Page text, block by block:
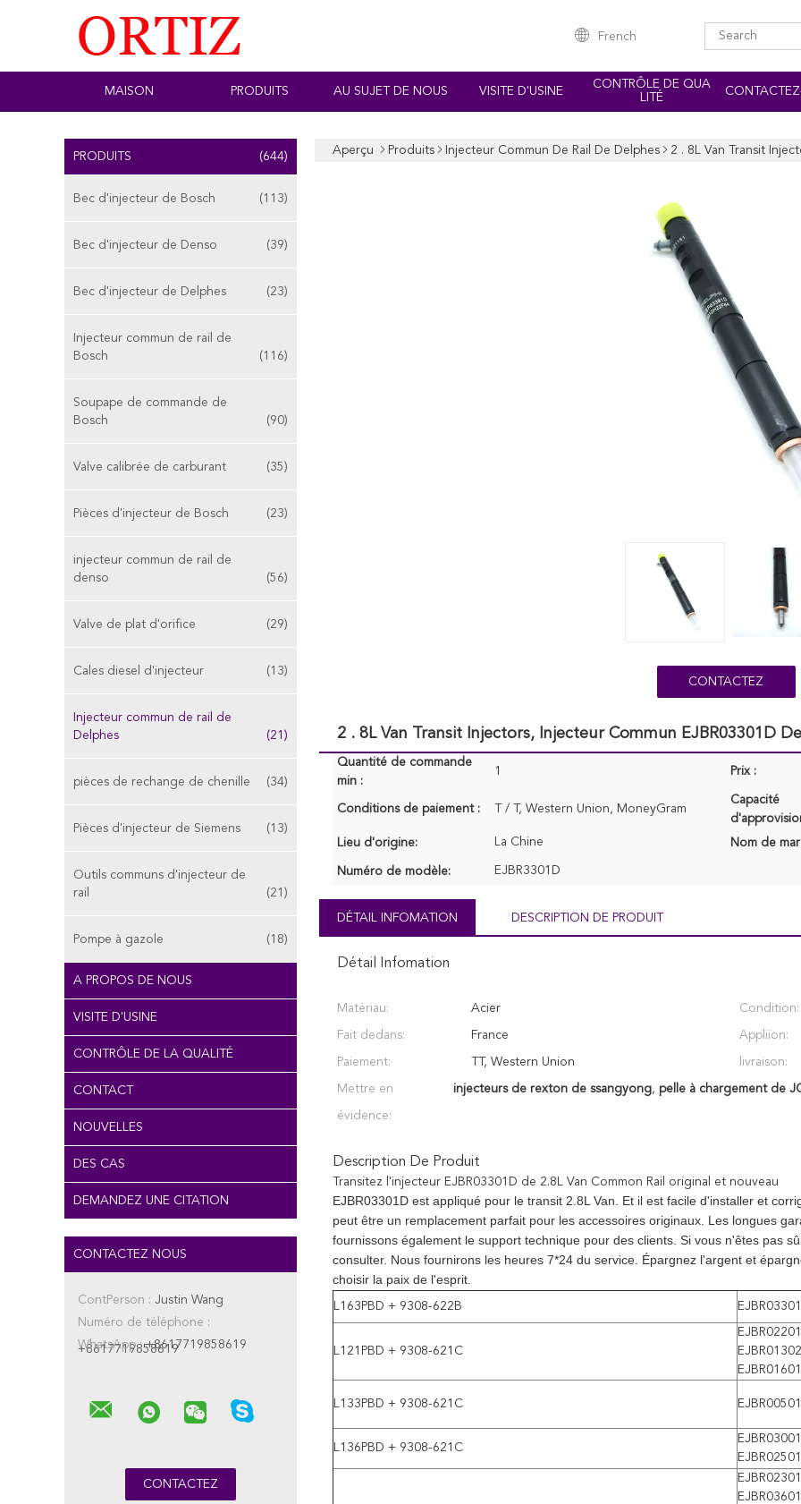
French
MAISON PRODUITS AU SUJET DE NOUS VISITE D'USINE
CONTRÔLE DE QUA
LITÉ
PRODUITS (644)
Bec d'injecteur de Bosch (113)
Bec d'injecteur de Denso (39)
Bec d'injecteur de Delphes (23)
Injecteur commun de rail de
Bosch
(116)
Soupape de commande de
Bosch
(90)
Valve calibrée de carburant (35)
Pièces d'injecteur de Bosch (23)
injecteur commun de rail de
denso
(56)
Valve de plat d'orifice (29)
Cales diesel d'injecteur (13)
Injecteur commun de rail de
Delphes
(21)
pièces de rechange de chenille (34)
Pièces d'injecteur de Siemens (13)
Outils communs d'injecteur de
rail
(21)
Pompe à gazole (18)
A PROPOS DE NOUS
VISITE D'USINE
CONTRÔLE DE LA QUALITÉ
CONTACT
NOUVELLES
DES CAS
DEMANDEZ UNE CITATION
CONTACTEZ NOUS
ContPerson : Justin Wang
Numéro de téléphone :
+8617719858619
WhatsApp :+8617719858619
Aperçu Produits Injecteur Commun De Rail De Delphes 2 . 8L Van Transit
CONTACTEZ
2 . 8L Van Transit Injectors, Injecteur Commun EJBR03301D
Quantité de commande
min :
1 Prix :
Conditions de paiement : T / T, Western Union, MoneyGram
Capacité
Lieu d'origine:
La Chine Nom de
Numéro de modèle: EJBR3301D
DÉTAIL INFOMATION DESCRIPTION DE PRODUIT
Détail Infomation
Matériau: Acier Condition:
Fait dedans: France Appliion:
Paiement: TT, Western Union livraison:
Mettre en
évidence:
injecteurs de rexton de ssangyong, pelle à chargement de
Description De Produit
Transitez l'injecteur EJBR03301D de 2.8L Van Common Rail original et nouveau
EJBR03301D est appliqué pour le transit 2.8L Van. Et il est facile d'installer et
peut être un remplacement parfait pour les accessoires originaux. Les longues
fournissons également le support technique pour des clients. Si vous n'êtes pas
consulter. Nous fournirons les heures 7*24 du service. Épargnez l'argent et
choisir la paix de l'esprit.
L163PBD + 9308-622B
L121PBD + 9308-621C
L133PBD + 9308-621C
L136PBD + 9308-621C